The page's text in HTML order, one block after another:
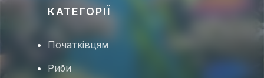
КАТЕГОРІЇ
Початківцям
Риби